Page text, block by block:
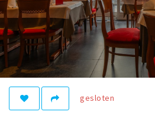
Drinken
Slapen
Recreatief
Winkels
Winkelgebiedengesloten